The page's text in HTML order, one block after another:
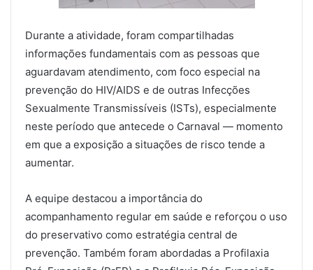
Durante a atividade, foram compartilhadas
informações fundamentais com as pessoas que
aguardavam atendimento, com foco especial na
prevenção do HIV/AIDS e de outras Infecções
Sexualmente Transmissíveis (ISTs), especialmente
neste período que antecede o Carnaval — momento
em que a exposição a situações de risco tende a
aumentar.
A equipe destacou a importância do
acompanhamento regular em saúde e reforçou o uso
do preservativo como estratégia central de
prevenção. Também foram abordadas a Profilaxia